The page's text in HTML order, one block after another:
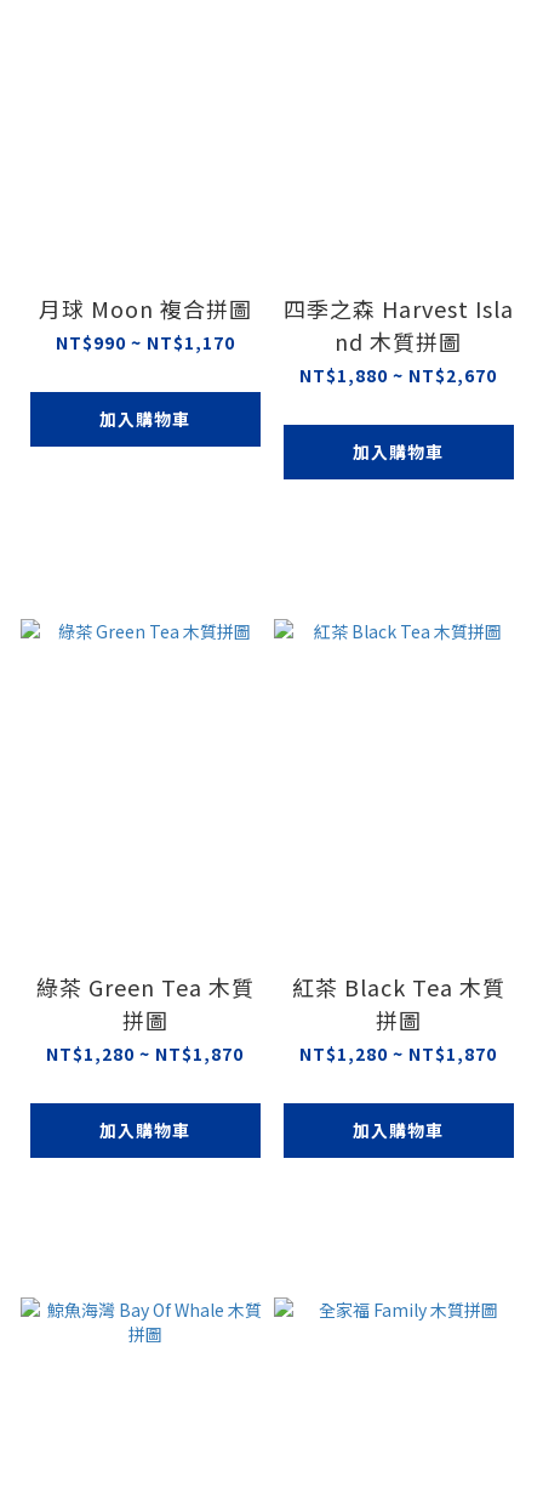
月球 Moon 複合拼圖
NT$990 ~ NT$1,170
加入購物車
四季之森 Harvest Isla
nd 木質拼圖
NT$1,880 ~ NT$2,670
加入購物車
綠茶 Green Tea 木質
拼圖
NT$1,280 ~ NT$1,870
加入購物車
紅茶 Black Tea 木質
拼圖
NT$1,280 ~ NT$1,870
加入購物車